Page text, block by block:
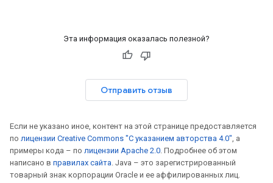
Эта информация оказалась полезной?
Отправить отзыв
Если не указано иное, контент на этой странице предоставляется
по лицензии Creative Commons "С указанием авторства 4.0", а
примеры кода – по лицензии Apache 2.0. Подробнее об этом
написано в правилах сайта. Java – это зарегистрированный
товарный знак корпорации Oracle и ее аффилированных лиц.